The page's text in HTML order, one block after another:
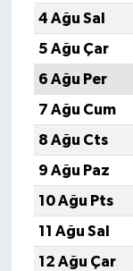
4 Ağu Sal
5 Ağu Çar
6 Ağu Per
7 Ağu Cum
8 Ağu Cts
9 Ağu Paz
10 Ağu Pts
11 Ağu Sal
12 Ağu Çar